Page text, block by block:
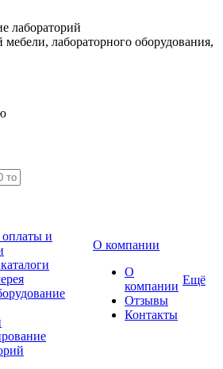
лабораторий
мебели, лабораторного оборудования,
оплаты и
О компании
О
компании
Отзывы
Контакты
Ещё